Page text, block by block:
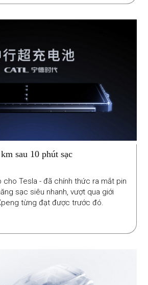
sau 10 phút sạc
cho Tesla - đã chính thức ra mắt pin
sạc siêu nhanh, vượt qua giới
từng đạt được trước đó.